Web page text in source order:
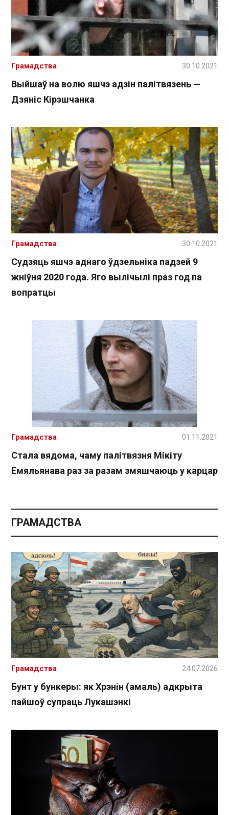
Выйшаў на волю яшчэ адзін палітвязень —
Дзяніс Кірэшчанка
Грамадства 30.10.2021
Судзяць яшчэ аднаго ўдзельніка падзей 9
жніўня 2020 года. Яго вылічылі праз год па
вопратцы
Грамадства 30.10.2021
Стала вядома, чаму палітвязня Мікіту
Емяльянава раз за разам змяшчаюць у карцар
Грамадства 01.11.2021
ГРАМАДСТВА
Бунт у бункеры: як Хрэнін (амаль) адкрыта
пайшоў супраць Лукашэнкі
Грамадства 24.07.2026